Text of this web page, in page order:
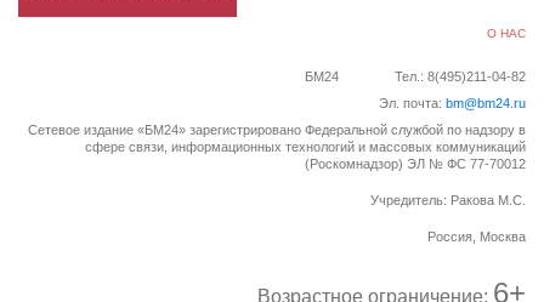
О НАС
БМ24
Тел.: 8(495)211-04-82
Эл. почта: bm@bm24.ru
Сетевое издание «БМ24» зарегистрировано Федеральной службой по надзору в
сфере связи, информационных технологий и массовых коммуникаций
(Роскомнадзор) ЭЛ № ФС 77-70012
Учредитель: Ракова М.С.
Россия, Москва
Возрастное ограничение: 6+